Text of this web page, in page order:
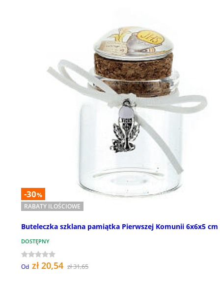
-30%
RABATY ILOŚCIOWE
Buteleczka szklana pamiątka Pierwszej Komunii 6x6x5 cm
DOSTĘPNY
Od zł 20,54 zł 31,65